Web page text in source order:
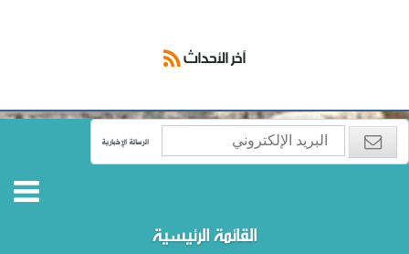
آخر الأحداث
الرسالة الإخبارية
القائمة الرئيسية